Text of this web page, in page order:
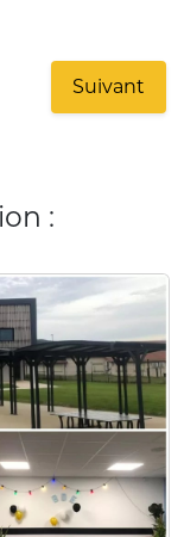
Suivant
: